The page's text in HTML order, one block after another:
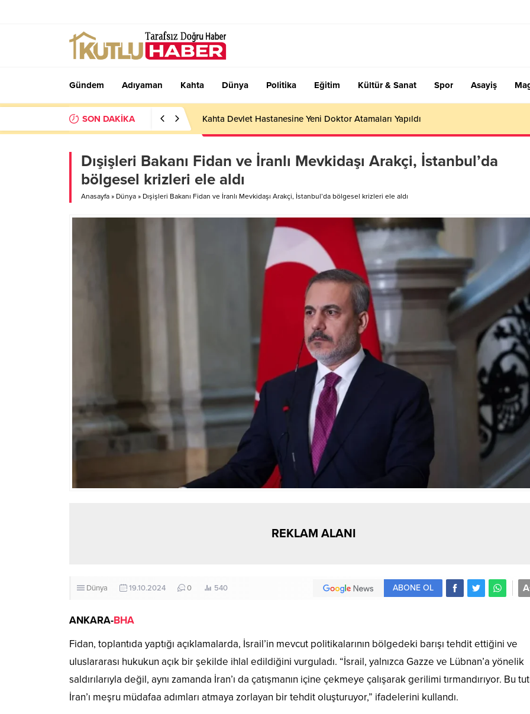
Gündem Adıyaman Kahta Dünya Politika Eğitim Kültür & Sanat Spor Asayiş
SON DAKİKA Kahta Devlet Hastanesine Yeni Doktor Atamaları Yapıldı
Dışişleri Bakanı Fidan ve İranlı Mevkidaşı Arakçi, İstanbul’da
bölgesel krizleri ele aldı
Anasayfa » Dünya » Dışişleri Bakanı Fidan ve İranlı Mevkidaşı Arakçi, İstanbul’da bölgesel krizleri ele aldı
REKLAM ALANI
Dünya 19.10.2024 0 540 A
ABONE OL
ANKARA-BHA
Fidan, toplantıda yaptığı açıklamalarda, İsrail’in mevcut politikalarının bölgedeki barışı tehdit ettiğini ve
uluslararası hukukun açık bir şekilde ihlal edildiğini vurguladı. “İsrail, yalnızca Gazze ve Lübnan’a yönelik
saldırılarıyla değil, aynı zamanda İran’ı da çatışmanın içine çekmeye çalışarak gerilimi tırmandırıyor. Bu
İran’ı meşru müdafaa adımları atmaya zorlayan bir tehdit oluşturuyor,” ifadelerini kullandı.